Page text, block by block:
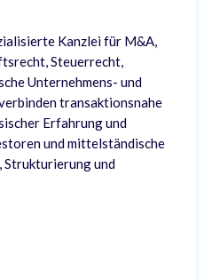
Kanzlei für M&A,
Steuerrecht,
Unternehmens- und
transaktionsnahe
Erfahrung und
und mittelständische
Strukturierung und